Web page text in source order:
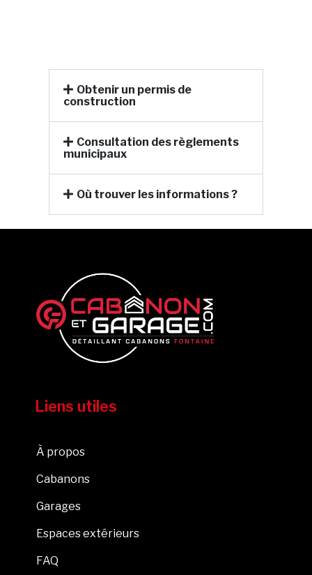
Obtenir un permis de
construction
Consultation des règlements
municipaux
Où trouver les informations ?
Liens utiles
À propos
Cabanons
Garages
Espaces extérieurs
FAQ